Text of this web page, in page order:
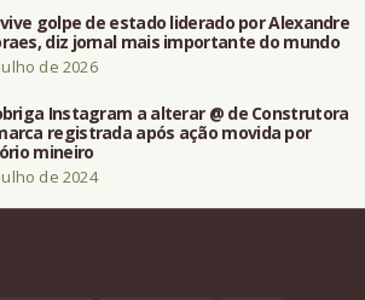
golpe de estado liderado por Alexandre
diz jornal mais importante do mundo
de 2026
Instagram a alterar @ de Construtora
registrada após ação movida por
mineiro
de 2024